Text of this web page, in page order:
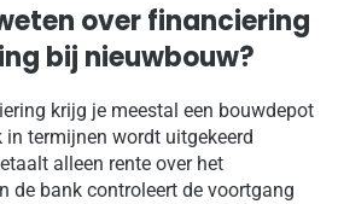
over financiering
bij nieuwbouw?
krijg je meestal een bouwdepot
termijnen wordt uitgekeerd
alleen rente over het
de bank controleert de voortgang